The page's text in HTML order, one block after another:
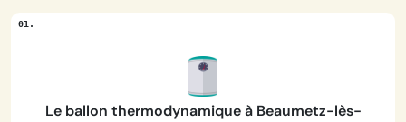
Le ballon thermodynamique à Beaumetz-lès-